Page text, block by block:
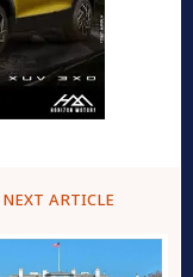
NEXT ARTICLE